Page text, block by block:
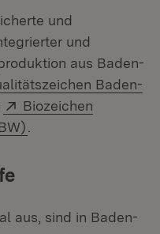
und
und
aus Baden-
Baden-
in neuem Fenster)
Extern:
Biozeichen
aus, sind in Baden-